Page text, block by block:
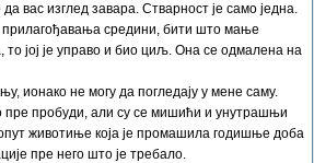
вас изглед завара. Стварност је само једна.
средини, бити што мање
јој је управо и био циљ. Она се одмалена на
ионако не могу да погледају у мене саму.
пре пробуди, али су се мишићи и унутрашњи
животиње која је промашила годишње доба
пре него што је требало.